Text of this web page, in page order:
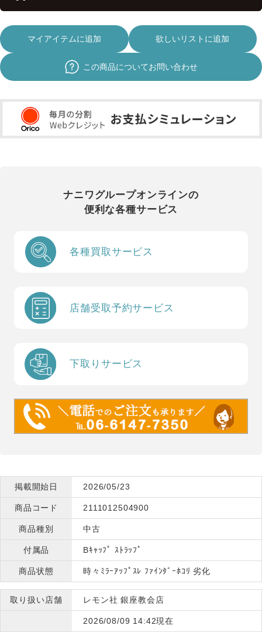
マイアイテムに追加 欲しいリストに追加
この商品についてお問い合わせ
ナニワグループオンラインの
便利な各種サービス
各種買取サービス
店舗受取予約サービス
下取りサービス
掲載開始日 2026/05/23
商品コード 2111012504900
商品種別 中古
付属品 Bｷｬｯﾌﾟ ｽﾄﾗｯﾌﾟ
商品状態 時々ﾐﾗｰｱｯﾌﾟｽﾚ ﾌｧｲﾝﾀﾞｰﾎｺﾘ 劣化
取り扱い店舗 レモン社 銀座教会店
2026/08/09 14:42現在